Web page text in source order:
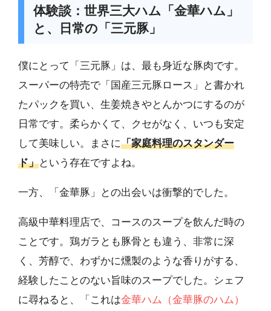
体験談：世界三大ハム「金華ハム」
と、日常の「三元豚」
僕にとって「三元豚」は、最も身近な豚肉です。
スーパーの特売で「国産三元豚ロース」と書かれ
たパックを買い、生姜焼きやとんかつにするのが
日常です。柔らかくて、クセがなく、いつも安定
して美味しい。まさに「家庭料理のスタンダー
ド」という存在ですよね。
一方、「金華豚」との出会いは衝撃的でした。
高級中華料理店で、コースのスープを飲んだ時の
ことです。鶏ガラとも豚骨とも違う、非常に深
く、芳醇で、わずかに燻製のような香りがする、
経験したことのない旨味のスープでした。シェフ
に尋ねると、「これは金華ハム（金華豚のハム）